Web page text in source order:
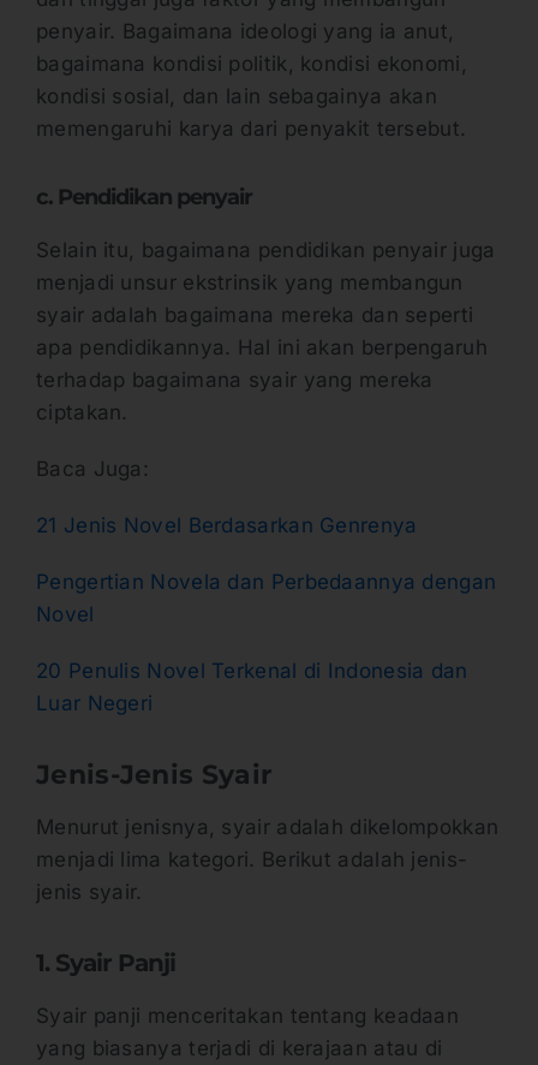
penyair. Bagaimana ideologi yang ia anut,
bagaimana kondisi politik, kondisi ekonomi,
kondisi sosial, dan lain sebagainya akan
memengaruhi karya dari penyakit tersebut.
c. Pendidikan penyair
Selain itu, bagaimana pendidikan penyair juga
menjadi unsur ekstrinsik yang membangun
syair adalah bagaimana mereka dan seperti
apa pendidikannya. Hal ini akan berpengaruh
terhadap bagaimana syair yang mereka
ciptakan.
Baca Juga:
21 Jenis Novel Berdasarkan Genrenya
Pengertian Novela dan Perbedaannya dengan
Novel
20 Penulis Novel Terkenal di Indonesia dan
Luar Negeri
Jenis-Jenis Syair
Menurut jenisnya, syair adalah dikelompokkan
menjadi lima kategori. Berikut adalah jenis-
jenis syair.
1. Syair Panji
Syair panji menceritakan tentang keadaan
yang biasanya terjadi di kerajaan atau di